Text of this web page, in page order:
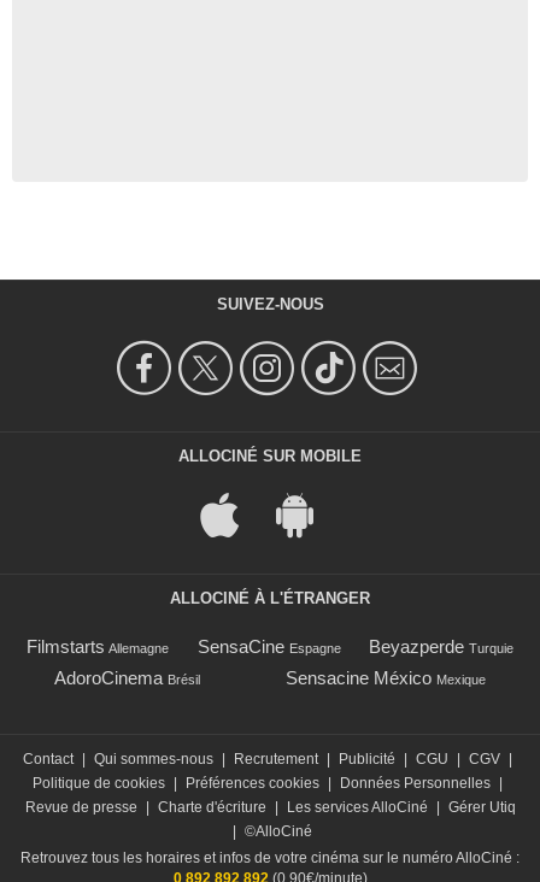
SUIVEZ-NOUS
ALLOCINÉ SUR MOBILE
ALLOCINÉ À L'ÉTRANGER
Filmstarts Allemagne SensaCine Espagne Beyazperde Turquie
AdoroCinema Brésil Sensacine México Mexique
Contact | Qui sommes-nous | Recrutement | Publicité | CGU | CGV |
Politique de cookies | Préférences cookies | Données Personnelles |
Revue de presse
| Charte d'écriture | Les services AlloCiné | Gérer Utiq
| ©AlloCiné
Retrouvez tous les horaires et infos de votre cinéma sur le numéro AlloCiné :
0 892 892 892 (0,90€/minute)